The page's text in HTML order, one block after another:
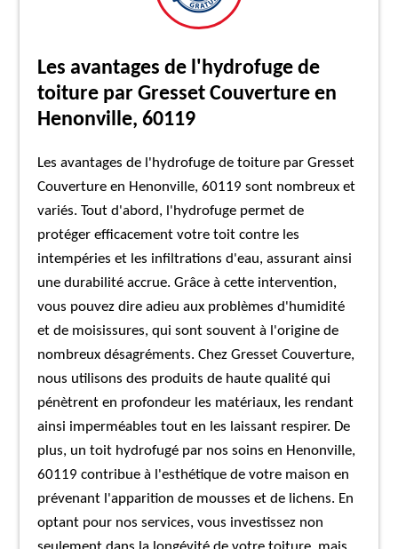
Les avantages de l'hydrofuge de
toiture par Gresset Couverture en
Henonville, 60119
Les avantages de l'hydrofuge de toiture par Gresset
Couverture en Henonville, 60119 sont nombreux et
variés. Tout d'abord, l'hydrofuge permet de
protéger efficacement votre toit contre les
intempéries et les infiltrations d'eau, assurant ainsi
une durabilité accrue. Grâce à cette intervention,
vous pouvez dire adieu aux problèmes d'humidité
et de moisissures, qui sont souvent à l'origine de
nombreux désagréments. Chez Gresset Couverture,
nous utilisons des produits de haute qualité qui
pénètrent en profondeur les matériaux, les rendant
ainsi imperméables tout en les laissant respirer. De
plus, un toit hydrofugé par nos soins en Henonville,
60119 contribue à l'esthétique de votre maison en
prévenant l'apparition de mousses et de lichens. En
optant pour nos services, vous investissez non